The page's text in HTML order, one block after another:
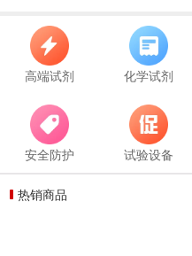
高端试剂 化学试剂
安全防护 试验设备
热销商品